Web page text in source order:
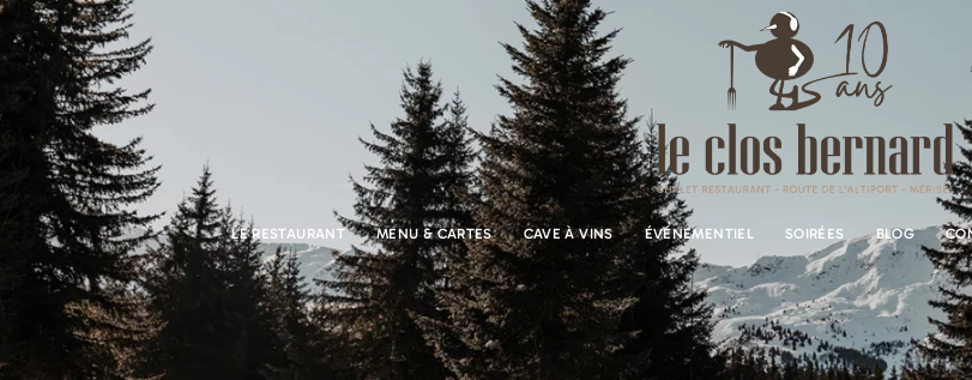
LE RESTAURANT MENU & CARTES CAVE À VINS ÉVÉNEMENTIEL SOIRÉES BLOG